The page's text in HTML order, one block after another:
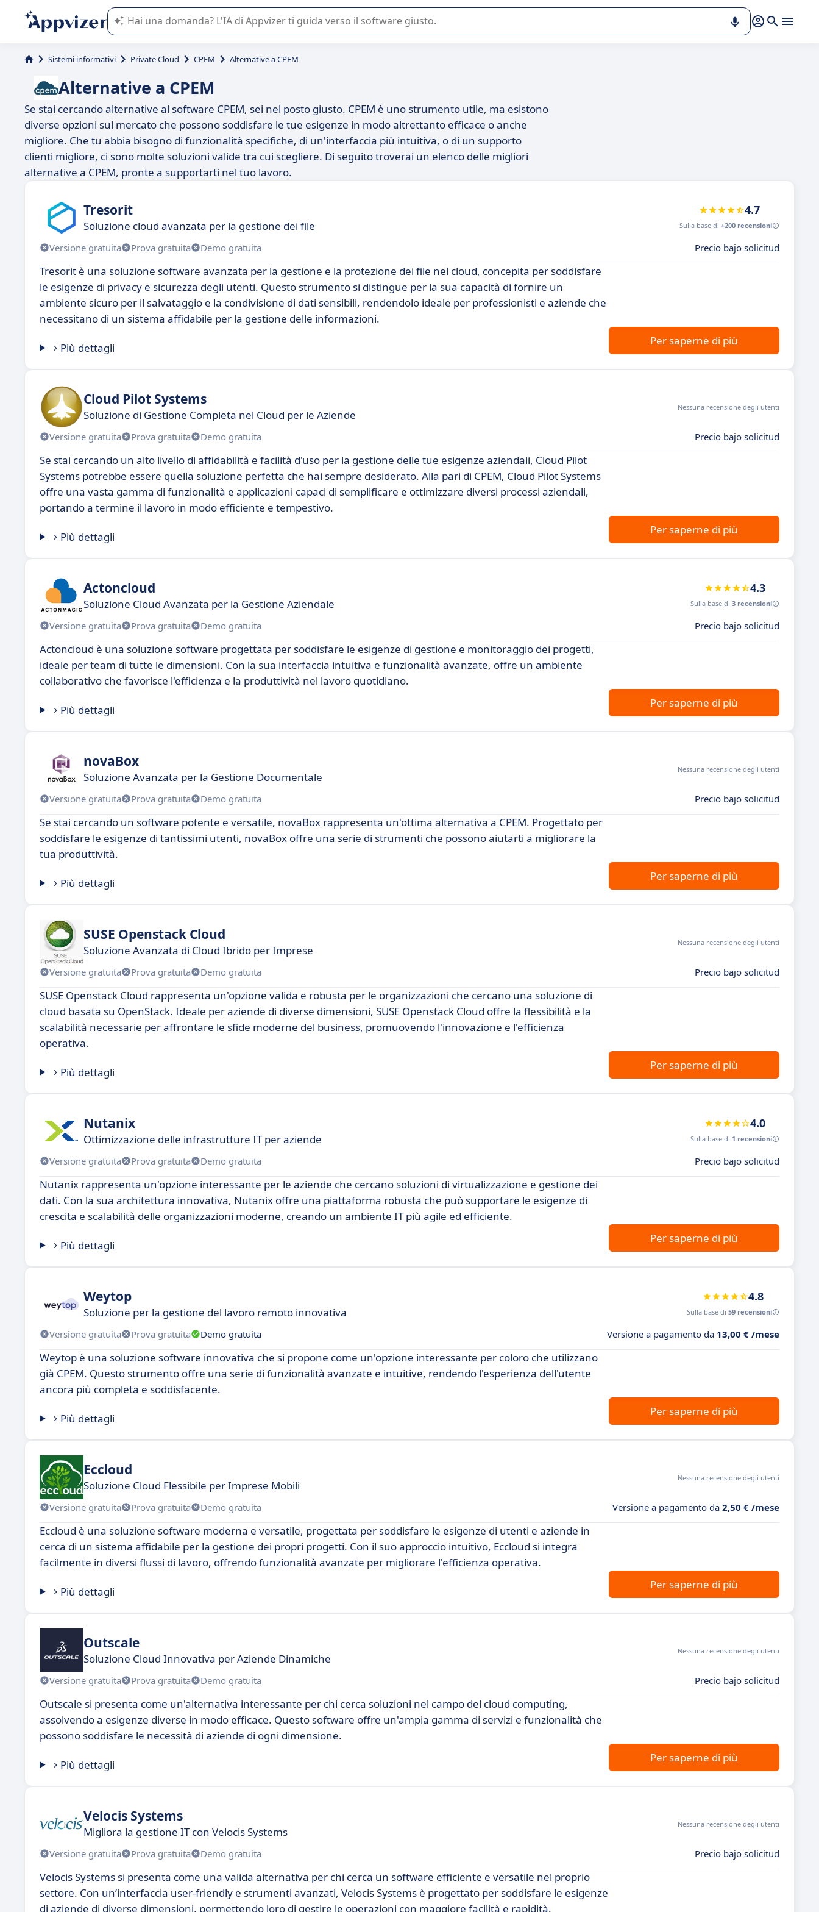
L'IA di Appvizer vi guida nell'utilizzo o nella scelta di un software SaaS per la vostra azienda.
Sistemi informativi Private Cloud CPEM Alternative a CPEM
Alternative a CPEM
Se stai cercando alternative al software CPEM, sei nel posto giusto. CPEM è uno strumento utile, ma esistono
diverse opzioni sul mercato che possono soddisfare le tue esigenze in modo altrettanto efficace o anche
migliore. Che tu abbia bisogno di funzionalità specifiche, di un'interfaccia più intuitiva, o di un supporto
clienti migliore, ci sono molte soluzioni valide tra cui scegliere. Di seguito troverai un elenco delle migliori
alternative a CPEM, pronte a supportarti nel tuo lavoro.
Tresorit
Soluzione cloud avanzata per la gestione dei file
4.7
Sulla base di +200 recensioni
Versione gratuita Prova gratuita Demo gratuita Precio bajo solicitud
Tresorit è una soluzione software avanzata per la gestione e la protezione dei file nel cloud, concepita per soddisfare
le esigenze di privacy e sicurezza degli utenti. Questo strumento si distingue per la sua capacità di fornire un
ambiente sicuro per il salvataggio e la condivisione di dati sensibili, rendendolo ideale per professionisti e aziende che
necessitano di un sistema affidabile per la gestione delle informazioni.
Più dettagli
Per saperne di più
Cloud Pilot Systems
Soluzione di Gestione Completa nel Cloud per le Aziende
Nessuna recensione degli utenti
Versione gratuita Prova gratuita Demo gratuita Precio bajo solicitud
Se stai cercando un alto livello di affidabilità e facilità d'uso per la gestione delle tue esigenze aziendali, Cloud Pilot
Systems potrebbe essere quella soluzione perfetta che hai sempre desiderato. Alla pari di CPEM, Cloud Pilot Systems
offre una vasta gamma di funzionalità e applicazioni capaci di semplificare e ottimizzare diversi processi aziendali,
portando a termine il lavoro in modo efficiente e tempestivo.
Più dettagli
Per saperne di più
Actoncloud
Soluzione Cloud Avanzata per la Gestione Aziendale
4.3
Sulla base di 3 recensioni
Versione gratuita Prova gratuita Demo gratuita Precio bajo solicitud
Actoncloud è una soluzione software progettata per soddisfare le esigenze di gestione e monitoraggio dei progetti,
ideale per team di tutte le dimensioni. Con la sua interfaccia intuitiva e funzionalità avanzate, offre un ambiente
collaborativo che favorisce l'efficienza e la produttività nel lavoro quotidiano.
Più dettagli
Per saperne di più
novaBox
Soluzione Avanzata per la Gestione Documentale
Nessuna recensione degli utenti
Versione gratuita Prova gratuita Demo gratuita Precio bajo solicitud
Se stai cercando un software potente e versatile, novaBox rappresenta un'ottima alternativa a CPEM. Progettato per
soddisfare le esigenze di tantissimi utenti, novaBox offre una serie di strumenti che possono aiutarti a migliorare la
tua produttività.
Più dettagli
Per saperne di più
SUSE Openstack Cloud
Soluzione Avanzata di Cloud Ibrido per Imprese
Nessuna recensione degli utenti
Versione gratuita Prova gratuita Demo gratuita Precio bajo solicitud
SUSE Openstack Cloud rappresenta un'opzione valida e robusta per le organizzazioni che cercano una soluzione di
cloud basata su OpenStack. Ideale per aziende di diverse dimensioni, SUSE Openstack Cloud offre la flessibilità e la
scalabilità necessarie per affrontare le sfide moderne del business, promuovendo l'innovazione e l'efficienza
operativa.
Più dettagli
Per saperne di più
Nutanix
Ottimizzazione delle infrastrutture IT per aziende
4.0
Sulla base di 1 recensioni
Versione gratuita Prova gratuita Demo gratuita Precio bajo solicitud
Nutanix rappresenta un'opzione interessante per le aziende che cercano soluzioni di virtualizzazione e gestione dei
dati. Con la sua architettura innovativa, Nutanix offre una piattaforma robusta che può supportare le esigenze di
crescita e scalabilità delle organizzazioni moderne, creando un ambiente IT più agile ed efficiente.
Più dettagli
Per saperne di più
Weytop
Soluzione per la gestione del lavoro remoto innovativa
4.8
Sulla base di 59 recensioni
Versione gratuita Prova gratuita Demo gratuita Versione a pagamento da 13,00 € /mese
Weytop è una soluzione software innovativa che si propone come un'opzione interessante per coloro che utilizzano
già CPEM. Questo strumento offre una serie di funzionalità avanzate e intuitive, rendendo l'esperienza dell'utente
ancora più completa e soddisfacente.
Più dettagli
Per saperne di più
Eccloud
Soluzione Cloud Flessibile per Imprese Mobili
Nessuna recensione degli utenti
Versione gratuita Prova gratuita Demo gratuita Versione a pagamento da 2,50 € /mese
Eccloud è una soluzione software moderna e versatile, progettata per soddisfare le esigenze di utenti e aziende in
cerca di un sistema affidabile per la gestione dei propri progetti. Con il suo approccio intuitivo, Eccloud si integra
facilmente in diversi flussi di lavoro, offrendo funzionalità avanzate per migliorare l'efficienza operativa.
Più dettagli
Per saperne di più
Outscale
Soluzione Cloud Innovativa per Aziende Dinamiche
Nessuna recensione degli utenti
Versione gratuita Prova gratuita Demo gratuita Precio bajo solicitud
Outscale si presenta come un'alternativa interessante per chi cerca soluzioni nel campo del cloud computing,
assolvendo a esigenze diverse in modo efficace. Questo software offre un'ampia gamma di servizi e funzionalità che
possono soddisfare le necessità di aziende di ogni dimensione.
Più dettagli
Per saperne di più
Velocis Systems
Migliora la gestione IT con Velocis Systems
Nessuna recensione degli utenti
Versione gratuita Prova gratuita Demo gratuita Precio bajo solicitud
Velocis Systems si presenta come una valida alternativa per chi cerca un software efficiente e versatile nel proprio
settore. Con un’interfaccia user-friendly e strumenti avanzati, Velocis Systems è progettato per soddisfare le esigenze
di aziende di diverse dimensioni, permettendo loro di gestire le operazioni con maggiore facilità e rapidità.